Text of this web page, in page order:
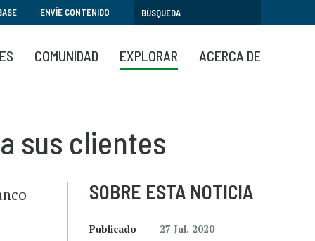
ENVÍE CONTENIDO
COMUNIDAD EXPLORAR ACERCA DE
sus clientes
SOBRE ESTA NOTICIA
Publicado
27 Jul. 2020